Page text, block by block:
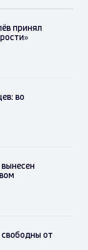
принял
во
от